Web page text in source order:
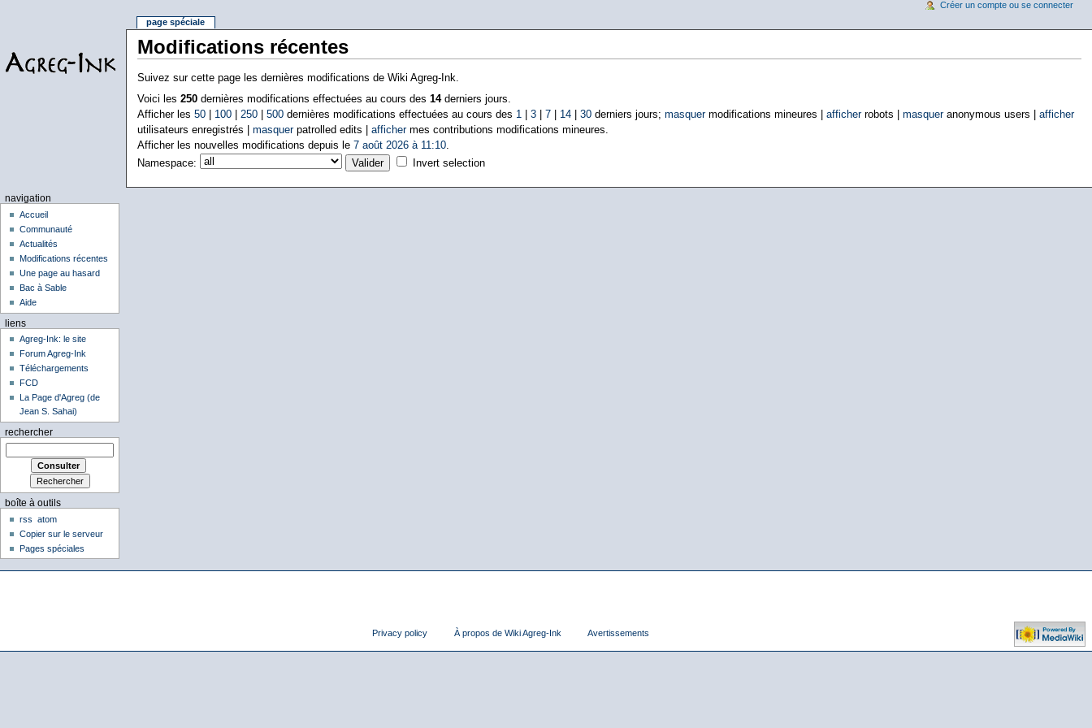
Modifications récentes
Suivez sur cette page les dernières modifications de Wiki Agreg-Ink.
Voici les 250dernières modifications effectuées au cours des 14derniers jours.
Afficher les 50| 100| 250| 500dernières modifications effectuées au cours des 1 3| 7| 14| 30derniers jours; masquermodifications mineures | afficherrobots | masqueranonymous users | afficher
utilisateurs enregistrés | masquerpatrolled edits | affichermes contributions modifications mineures.
Afficher les nouvelles modifications depuis le 7 août 2026 à 11:10.
Namespace:
Invert selection
page spéciale
Créer un compte ou se connecter
navigation
Accueil
Communauté
Actualités
Modifications récentes
Une page au hasard
Bac à Sable
Aide
liens
Agreg-Ink: le site
Forum Agreg-Ink
Téléchargements
FCD
La Page d'Agreg (de
Jean S. Sahai)
rechercher
boîte à outils
rss
atom
Copier sur le serveur
Pages spéciales
Privacy policy À propos de Wiki Agreg-Ink Avertissements